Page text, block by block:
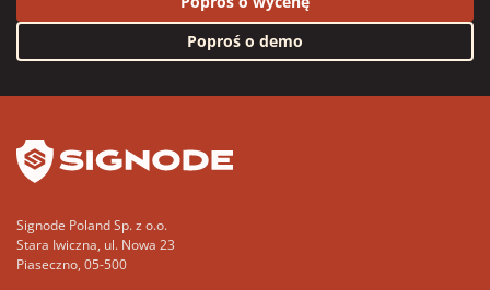
Poproś o demo
Signode Poland Sp. z o.o.
Stara Iwiczna, ul. Nowa 23
Piaseczno, 05-500